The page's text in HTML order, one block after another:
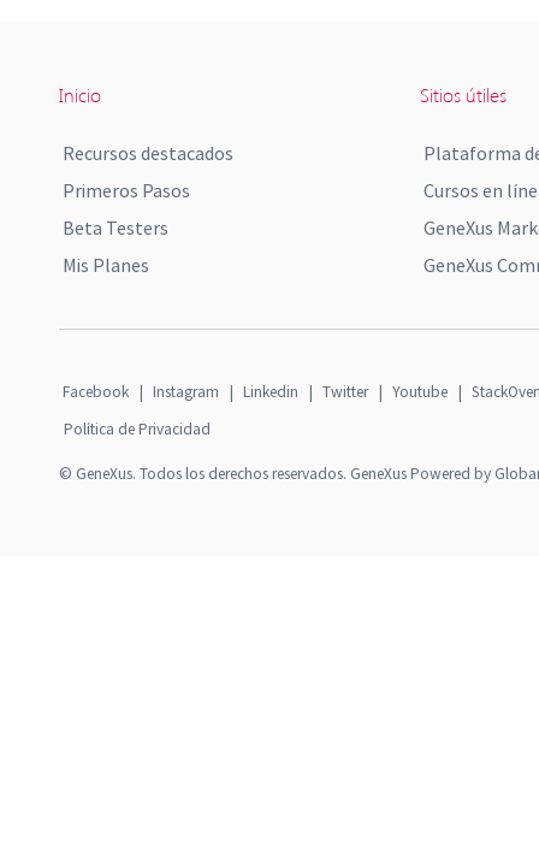
Inicio
Recursos destacados
Primeros Pasos
Beta Testers
Mis Planes
Sitios útiles
Plataforma
Cursos en
GeneXus
GeneXus
Facebook | Instagram | Linkedin | Twitter | Youtube |
Política de Privacidad
© GeneXus. Todos los derechos reservados. GeneXus Powered by